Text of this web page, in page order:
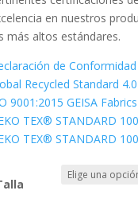
en nuestros
más altos estándares.
de Conformidad
Recycled Standard 4.0
9001:2015 GEISA Fabrics
TEX® STANDARD
TEX® STANDARD